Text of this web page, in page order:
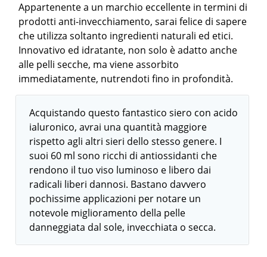
Appartenente a un marchio eccellente in termini di
prodotti anti-invecchiamento, sarai felice di sapere
che utilizza soltanto ingredienti naturali ed etici.
Innovativo ed idratante, non solo è adatto anche
alle pelli secche, ma viene assorbito
immediatamente, nutrendoti fino in profondità.
Acquistando questo fantastico siero con acido
ialuronico, avrai una quantità maggiore
rispetto agli altri sieri dello stesso genere. I
suoi 60 ml sono ricchi di antiossidanti che
rendono il tuo viso luminoso e libero dai
radicali liberi dannosi. Bastano davvero
pochissime applicazioni per notare un
notevole miglioramento della pelle
danneggiata dal sole, invecchiata o secca.